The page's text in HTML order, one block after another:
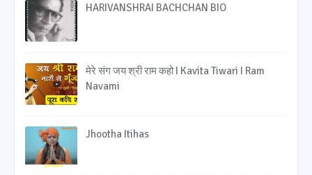
HARIVANSHRAI BACHCHAN BIO
मेरे संग जय श्री राम कहो I Kavita Tiwari I Ram
Navami
Jhootha Itihas